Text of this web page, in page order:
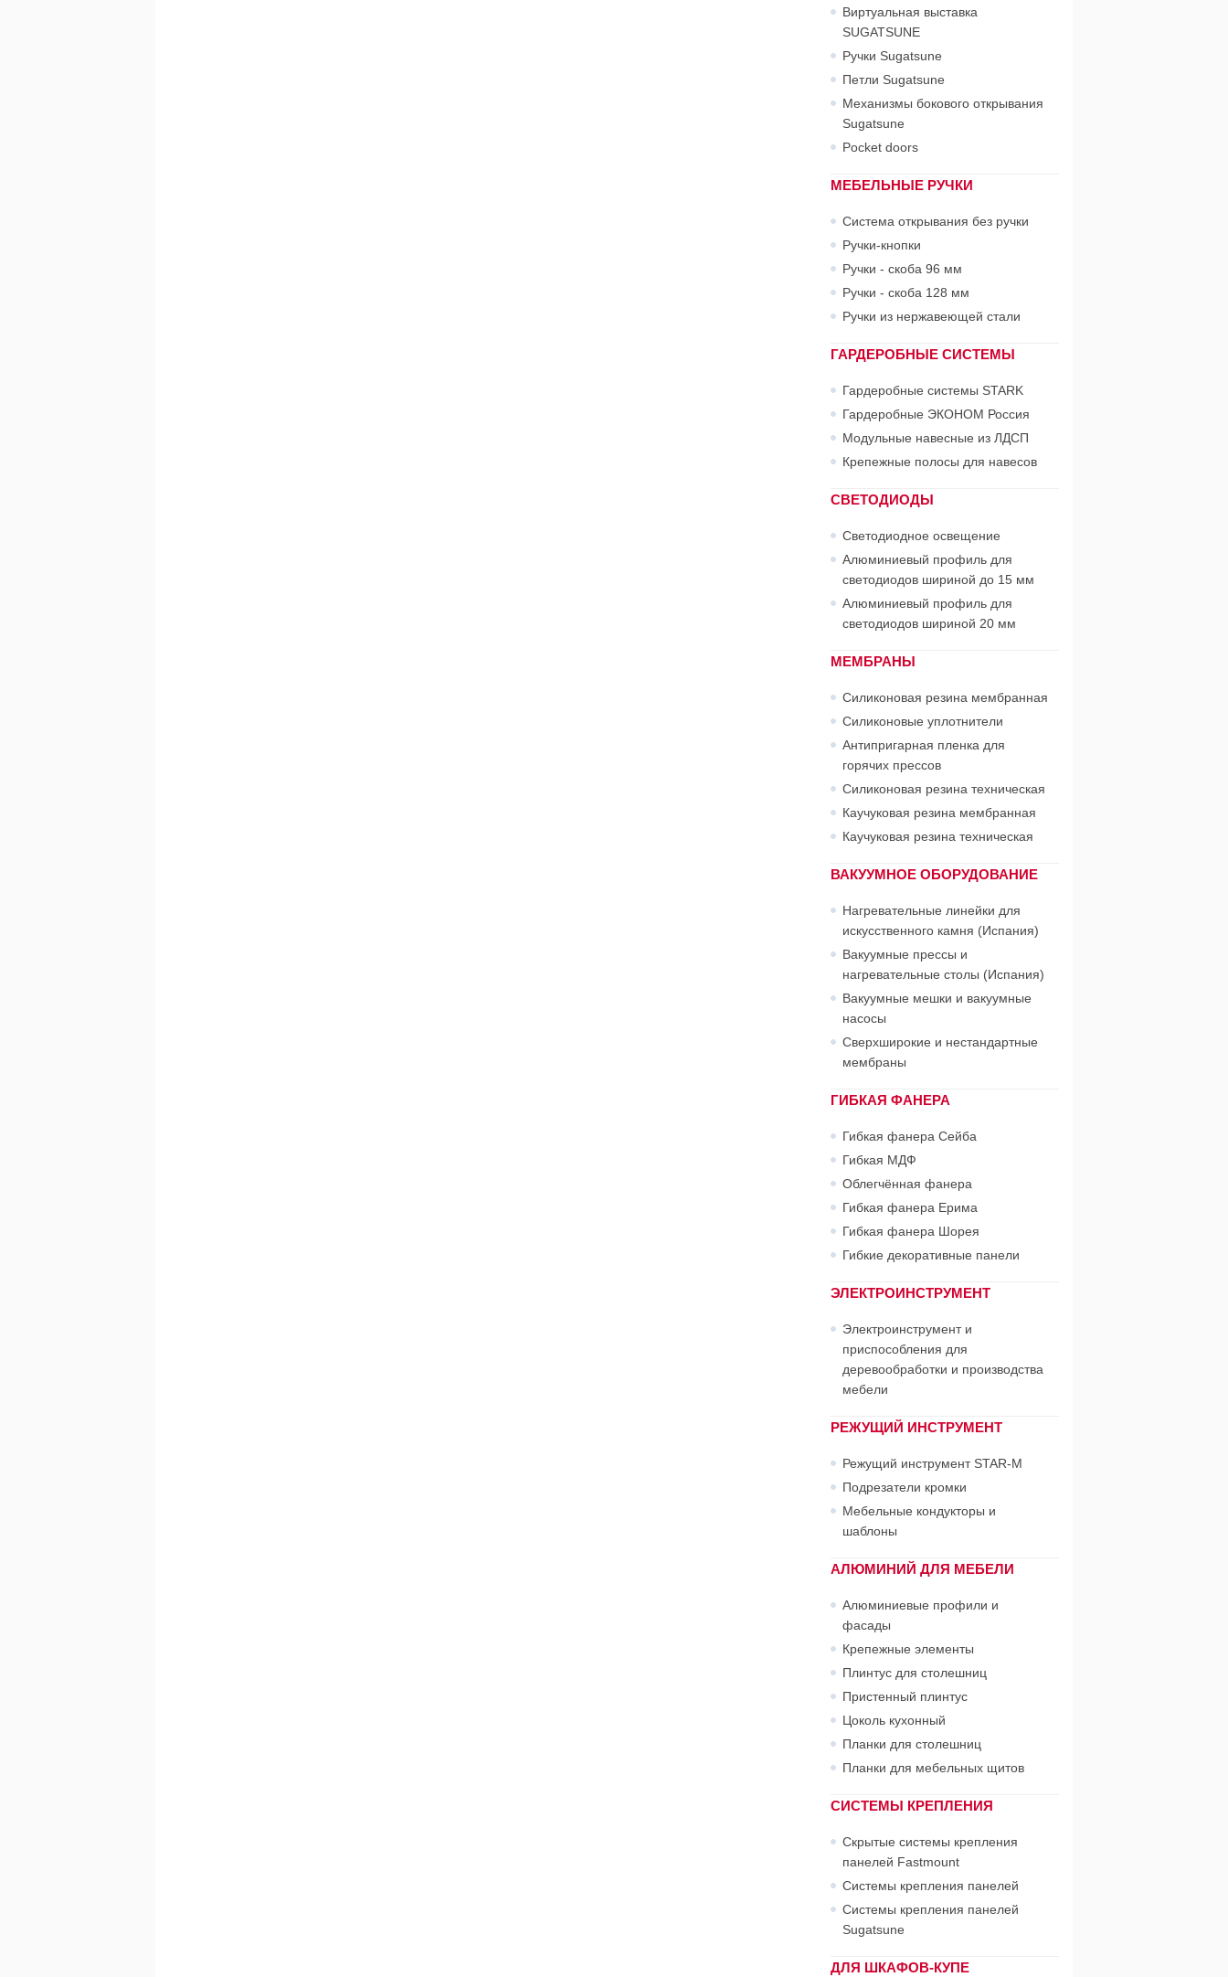
Виртуальная выставка
SUGATSUNE
Ручки Sugatsune
Петли Sugatsune
Механизмы бокового открывания
Sugatsune
Pocket doors
МЕБЕЛЬНЫЕ РУЧКИ
Система открывания без ручки
Ручки-кнопки
Ручки - скоба 96 мм
Ручки - скоба 128 мм
Ручки из нержавеющей стали
ГАРДЕРОБНЫЕ СИСТЕМЫ
Гардеробные системы STARK
Гардеробные ЭКОНОМ Россия
Модульные навесные из ЛДСП
Крепежные полосы для навесов
СВЕТОДИОДЫ
Светодиодное освещение
Алюминиевый профиль для
светодиодов шириной до 15 мм
Алюминиевый профиль для
светодиодов шириной 20 мм
МЕМБРАНЫ
Силиконовая резина мембранная
Силиконовые уплотнители
Антипригарная пленка для
горячих прессов
Силиконовая резина техническая
Каучуковая резина мембранная
Каучуковая резина техническая
ВАКУУМНОЕ ОБОРУДОВАНИЕ
Нагревательные линейки для
искусственного камня (Испания)
Вакуумные прессы и
нагревательные столы (Испания)
Вакуумные мешки и вакуумные
насосы
Сверхширокие и нестандартные
мембраны
ГИБКАЯ ФАНЕРА
Гибкая фанера Сейба
Гибкая МДФ
Облегчённая фанера
Гибкая фанера Ерима
Гибкая фанера Шорея
Гибкие декоративные панели
ЭЛЕКТРОИНСТРУМЕНТ
Электроинструмент и
приспособления для
деревообработки и производства
мебели
РЕЖУЩИЙ ИНСТРУМЕНТ
Режущий инструмент STAR-М
Подрезатели кромки
Мебельные кондукторы и
шаблоны
АЛЮМИНИЙ ДЛЯ МЕБЕЛИ
Алюминиевые профили и
фасады
Крепежные элементы
Плинтус для столешниц
Пристенный плинтус
Цоколь кухонный
Планки для столешниц
Планки для мебельных щитов
СИСТЕМЫ КРЕПЛЕНИЯ
Скрытые системы крепления
панелей Fastmount
Системы крепления панелей
Системы крепления панелей
Sugatsune
ДЛЯ ШКАФОВ-КУПЕ